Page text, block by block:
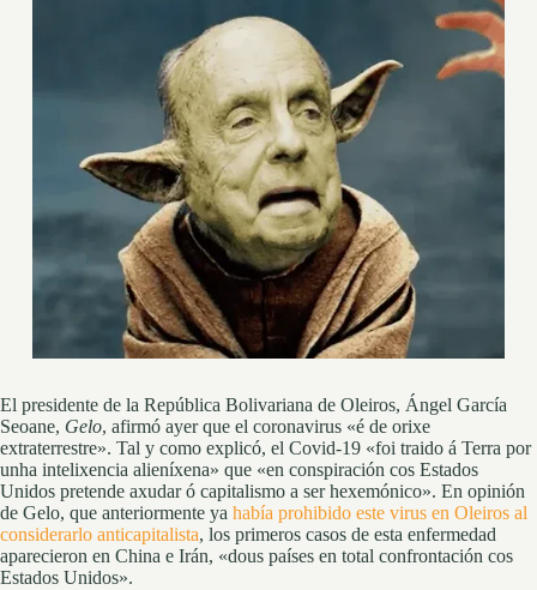
El presidente de la República Bolivariana de Oleiros, Ángel García
Seoane, Gelo, afirmó ayer que el coronavirus «é de orixe
extraterrestre». Tal y como explicó, el Covid-19 «foi traido á Terra por
unha intelixencia alieníxena» que «en conspiración cos Estados
Unidos pretende axudar ó capitalismo a ser hexemónico». En opinión
de Gelo, que anteriormente ya había prohibido este virus en Oleiros al
considerarlo anticapitalista, los primeros casos de esta enfermedad
aparecieron en China e Irán, «dous países en total confrontación cos
Estados Unidos».